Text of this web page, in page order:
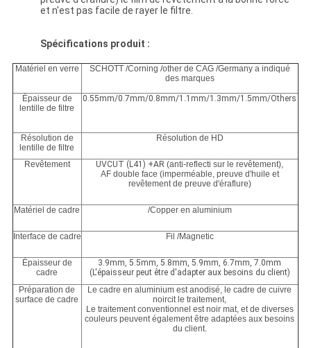
et n'est pas facile de rayer le filtre.
Spécifications produit :
Matériel en verre
SCHOTT /Corning /other de CAG /Germany a indiqué
des marques
Épaisseur de
lentille de filtre
0.55mm/0.7mm/0.8mm/1.1mm/1.3mm/1.5mm/Others
Résolution de
lentille de filtre
Résolution de HD
Revêtement UVCUT (L41) +AR(anti-reflecti sur le revêtement),
AF double face (imperméable, preuve d'huile et
revêtement de preuve d'éraflure)
Matériel de cadre /Copper en aluminium
Interface de cadre Fil /Magnetic
Épaisseur de
cadre
3.9mm, 5.5mm, 5.8mm, 5.9mm, 6.7mm, 7.0mm
(L'épaisseur peut être d'adapter aux besoins du client)
Préparation de
surface de cadre
Le cadre en aluminium est anodisé, le cadre de cuivre
noircit le traitement,
Le traitement conventionnel est noir mat, et de diverses
couleurs peuvent également être adaptées aux besoins
du client.